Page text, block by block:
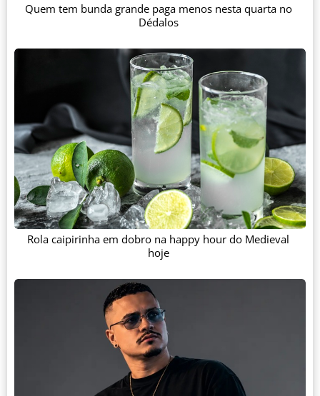
Quem tem bunda grande paga menos nesta quarta no
Dédalos
Rola caipirinha em dobro na happy hour do Medieval
hoje